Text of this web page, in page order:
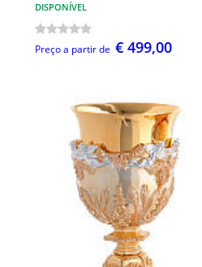
DISPONÍVEL
Preço a partir de € 499,00